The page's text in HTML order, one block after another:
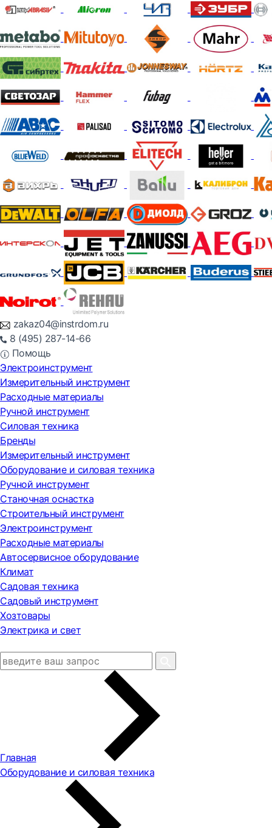
zakaz04@instrdom.ru
8 (495) 287-14-66
Помощь
Электроинструмент
Измерительный инструмент
Расходные материалы
Ручной инструмент
Силовая техника
Бренды
Измерительный инструмент
Оборудование и силовая техника
Ручной инструмент
Станочная оснастка
Строительный инструмент
Электроинструмент
Расходные материалы
Автосервисное оборудование
Климат
Садовая техника
Садовый инструмент
Хозтовары
Электрика и свет
Главная
Оборудование и силовая техника